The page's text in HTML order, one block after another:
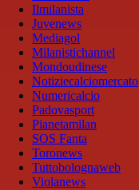
Ilmilanista
Juvenews
Mediagol
Milanistichannel
Mondoudinese
Notiziecalciomercato
Numericalcio
Padovasport
Pianetamilan
SOS Fanta
Toronews
Tuttobolognaweb
Violanews